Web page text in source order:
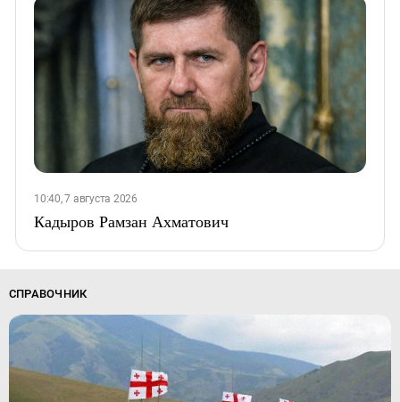
10:40, 7 августа 2026
Кадыров Рамзан Ахматович
СПРАВОЧНИК